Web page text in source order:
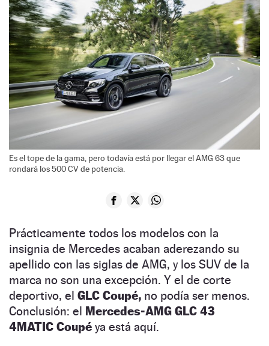
Es el tope de la gama, pero todavía está por llegar el AMG 63 que
rondará los 500 CV de potencia.
Prácticamente todos los modelos con la
insignia de Mercedes acaban aderezando su
apellido con las siglas de AMG, y los SUV de la
marca no son una excepción. Y el de corte
deportivo, el GLC Coupé, no podía ser menos.
Conclusión: el Mercedes-AMG GLC 43
4MATIC Coupé ya está aquí.